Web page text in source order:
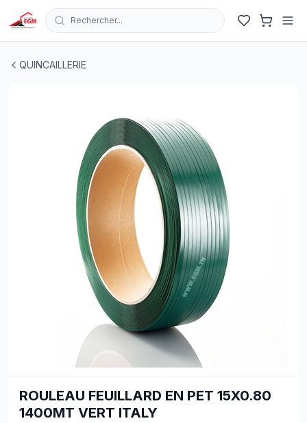
Rechercher...
QUINCAILLERIE
ROULEAU FEUILLARD EN PET 15X0.80
1400MT VERT ITALY